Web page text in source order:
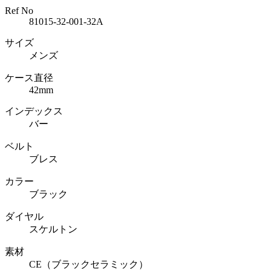
Ref No
81015-32-001-32A
サイズ
メンズ
ケース直径
42mm
インデックス
バー
ベルト
ブレス
カラー
ブラック
ダイヤル
スケルトン
素材
CE（ブラックセラミック）